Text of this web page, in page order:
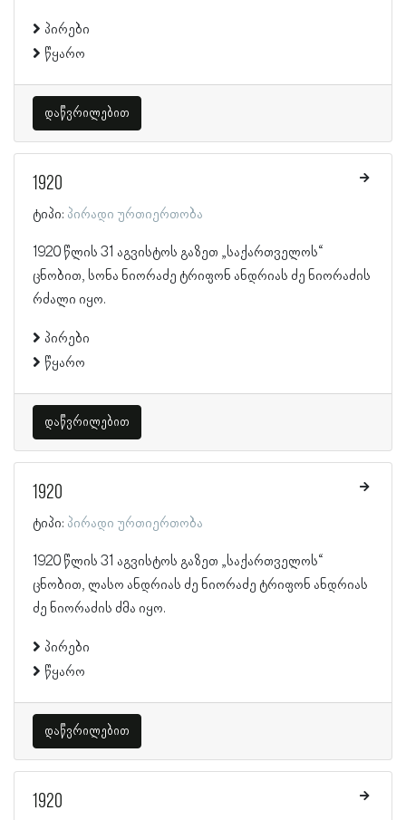
პირები
წყარო
დაწვრილებით
1920
ტიპი: პირადი ურთიერთობა
1920 წლის 31 აგვისტოს გაზეთ „საქართველოს“
ცნობით, სონა ნიორაძე ტრიფონ ანდრიას ძე ნიორაძის
რძალი იყო.
პირები
წყარო
დაწვრილებით
1920
ტიპი: პირადი ურთიერთობა
1920 წლის 31 აგვისტოს გაზეთ „საქართველოს“
ცნობით, ლასო ანდრიას ძე ნიორაძე ტრიფონ ანდრიას
ძე ნიორაძის ძმა იყო.
პირები
წყარო
დაწვრილებით
1920